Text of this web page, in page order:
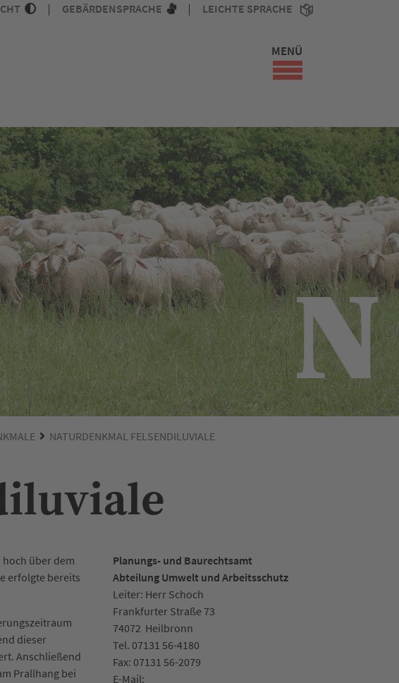
GEBÄRDENSPRACHE LEICHTE SPRACHE
MENÜ
NATURDENKMAL FELSENDILUVIALE
über dem
erfolgte bereits
dieser
Anschließend
Prallhang bei
Planungs- und Baurechtsamt
Abteilung Umwelt und Arbeitsschutz
Leiter: Herr Schoch
Frankfurter Straße 73
74072 Heilbronn
Tel. 07131 56-4180
Fax: 07131 56-2079
E-Mail: